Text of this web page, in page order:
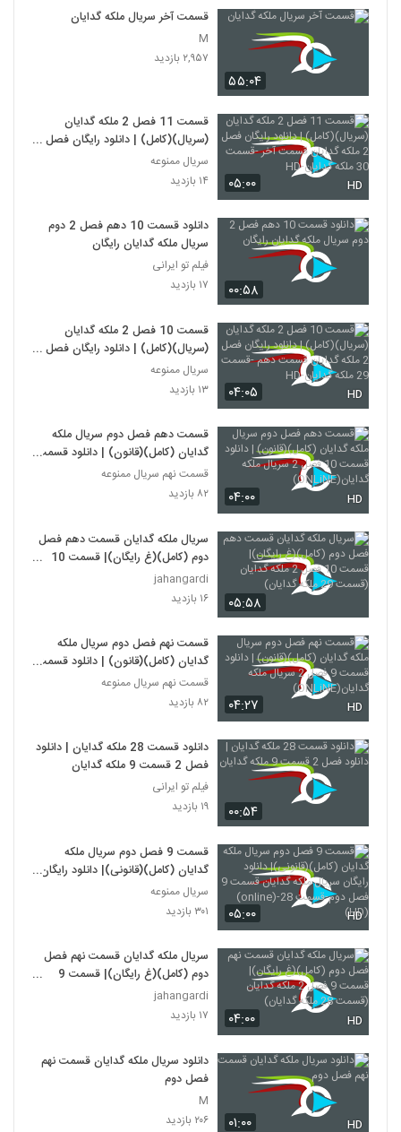
۵۵:۰۴
قسمت آخر سریال ملکه گدایان
M
۲,۹۵۷ بازدید
۰۵:۰۰ HD
قسمت 11 فصل 2 ملکه گدایان
(سریال)(کامل) | دانلود رایگان فصل 2
ملکه گدایان-HD
سریال ممنوعه
۱۴ بازدید
۰۰:۵۸
دانلود قسمت 10 دهم فصل 2 دوم
سریال ملکه گدایان رایگان
فیلم تو ایرانی
۱۷ بازدید
۰۴:۰۵ HD
قسمت 10 فصل 2 ملکه گدایان
(سریال)(کامل) | دانلود رایگان فصل 2
ملکه گدایان-HD
سریال ممنوعه
۱۳ بازدید
۰۴:۰۰ HD
قسمت دهم فصل دوم سریال ملکه
گدایان (کامل)(قانون) | دانلود قسمت
10 فصل 2 سریال ملکه
گدایان(ONLiNE)
قسمت نهم سریال ممنوعه
۸۲ بازدید
۰۵:۵۸
سریال ملکه گدایان قسمت دهم فصل
دوم (کامل)(غ رایگان)| قسمت 10
گدایان)
jahangardi
۱۶ بازدید
۰۴:۲۷ HD
قسمت نهم فصل دوم سریال ملکه
گدایان (کامل)(قانون) | دانلود قسمت
9 فصل 2 سریال ملکه
گدایان(ONLiNE)
قسمت نهم سریال ممنوعه
۸۲ بازدید
۰۰:۵۴
دانلود قسمت 28 ملکه گدایان | دانلود
فصل 2 قسمت 9 ملکه گدایان
فیلم تو ایرانی
۱۹ بازدید
۰۵:۰۰ HD
قسمت 9 فصل دوم سریال ملکه
گدایان (کامل)(قانونی)| دانلود رایگان
دوم-قسمت 28-(online)(HD)
سریال ممنوعه
۳۰۱ بازدید
۰۴:۰۰ HD
سریال ملکه گدایان قسمت نهم فصل
دوم (کامل)(غ رایگان)| قسمت 9
گدایان)
jahangardi
۱۷ بازدید
۰۱:۰۰ HD
دانلود سریال ملکه گدایان قسمت نهم
فصل دوم
M
۲۰۶ بازدید